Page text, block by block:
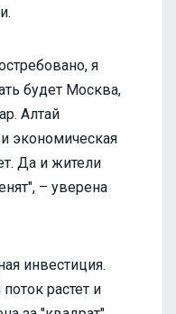
я
будет Москва,
Алтай
экономическая
Да и жители
– уверена
инвестиция.
растет и